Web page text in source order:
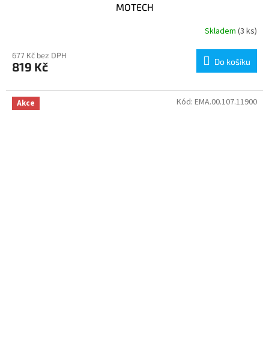
MOTECH
Skladem (3 ks)
677 Kč bez DPH
819 Kč Do košíku
Akce Kód: EMA.00.107.11900